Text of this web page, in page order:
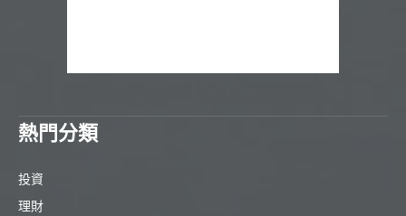
熱門分類
投資
理財